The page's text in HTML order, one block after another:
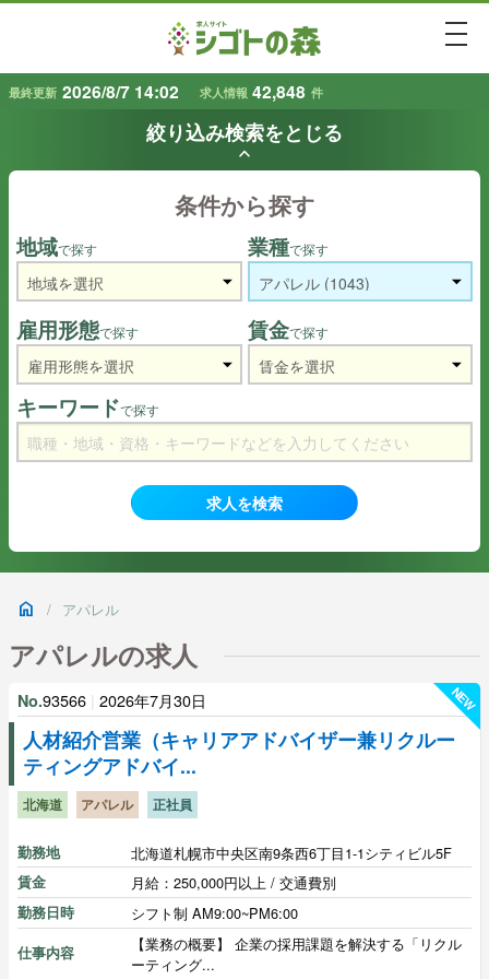
最終更新 2026/8/7 14:02 求人情報 42,848 件
絞り込み検索をとじる
keyboard_arrow_up
条件から探す
地域で探す 業種で探す
雇用形態で探す 賃金で探す
キーワードで探す
home / アパレル
アパレルの求人
No.93566 2026年7月30日
人材紹介営業（キャリアアドバイザー兼リクルー
ティングアドバイ...
北海道 アパレル 正社員
勤務地 北海道札幌市中央区南9条西6丁目1-1シティビル5F
賃金 月給：250,000円以上 / 交通費別
勤務日時 シフト制 AM9:00~PM6:00
仕事内容
【業務の概要】 企業の採用課題を解決する「リクル
ーティング...
NEW